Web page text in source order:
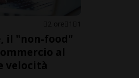
2 ore 1 1
il "non-food"
al
velocità